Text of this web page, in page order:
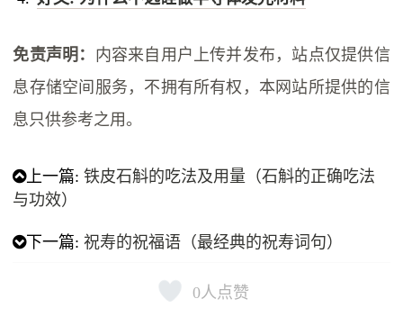
免责声明： 内容来自用户上传并发布，站点仅提供信
息存储空间服务，不拥有所有权，本网站所提供的信
息只供参考之用。
上一篇:铁皮石斛的吃法及用量（石斛的正确吃法
与功效）
下一篇:祝寿的祝福语（最经典的祝寿词句）
0人点赞